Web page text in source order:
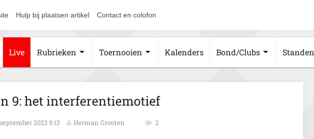
Hulp bij plaatsen artikel Contact en colofon
Live Rubrieken Toernooien Kalenders Bond/Clubs Standen
9: het interferentiemotief
2023 9:13 Herman Grooten 2